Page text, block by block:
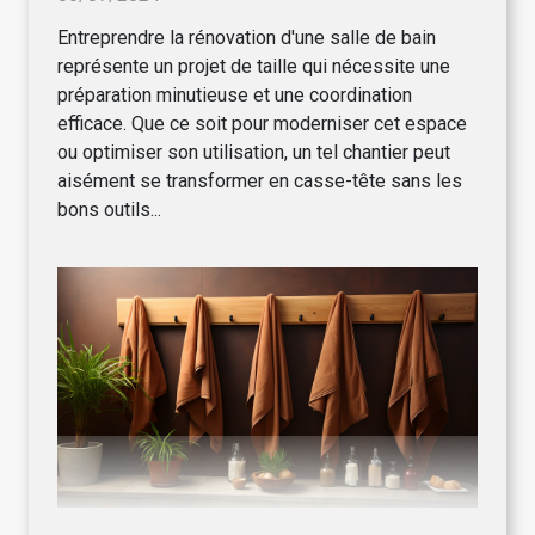
Entreprendre la rénovation d'une salle de bain
représente un projet de taille qui nécessite une
préparation minutieuse et une coordination
efficace. Que ce soit pour moderniser cet espace
ou optimiser son utilisation, un tel chantier peut
aisément se transformer en casse-tête sans les
bons outils...